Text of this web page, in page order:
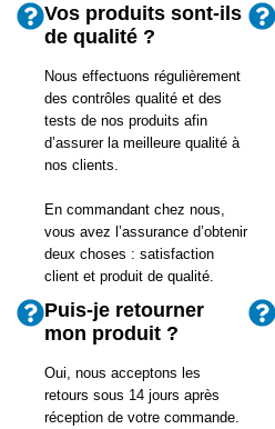
Vos produits sont-ils
de qualité ?
Nous effectuons régulièrement
des contrôles qualité et des
tests de nos produits afin
d’assurer la meilleure qualité à
nos clients.
En commandant chez nous,
vous avez l’assurance d’obtenir
deux choses : satisfaction
client et produit de qualité.
Puis-je retourner
mon produit ?
Oui, nous acceptons les
retours sous 14 jours après
réception de votre commande.